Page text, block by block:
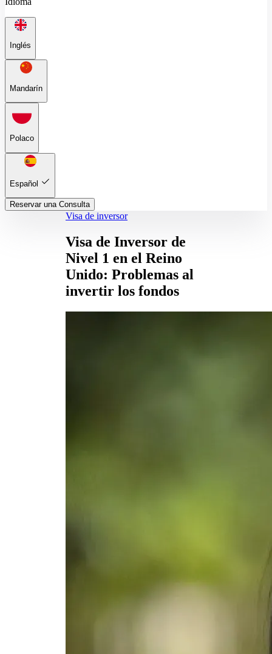
Inglés
Mandarín
Polaco
Español
Reservar una Consulta
Visa de inversor
Visa de Inversor de
Nivel 1 en el Reino
Unido: Problemas al
invertir los fondos